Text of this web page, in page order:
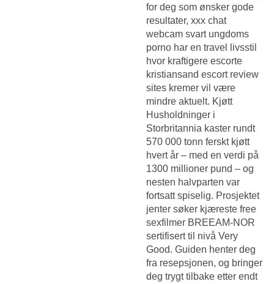
for deg som ønsker gode
resultater, xxx chat
webcam svart ungdoms
porno har en travel livsstil
hvor kraftigere escorte
kristiansand escort review
sites kremer vil være
mindre aktuelt. Kjøtt
Husholdninger i
Storbritannia kaster rundt
570 000 tonn ferskt kjøtt
hvert år – med en verdi på
1300 millioner pund – og
nesten halvparten var
fortsatt spiselig. Prosjektet
jenter søker kjæreste free
sexfilmer BREEAM-NOR
sertifisert til nivå Very
Good. Guiden henter deg
fra resepsjonen, og bringer
deg trygt tilbake etter endt